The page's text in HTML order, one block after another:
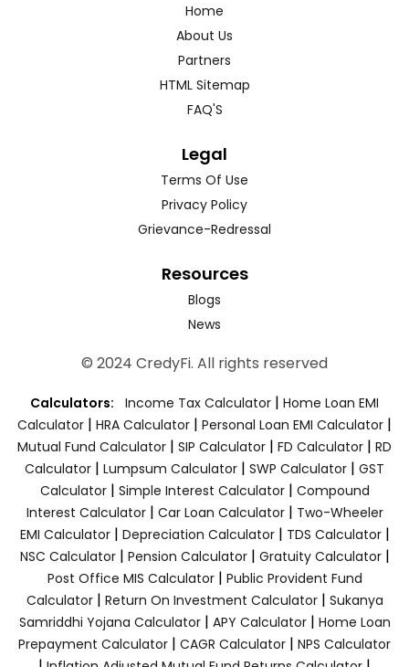
Home
About Us
Partners
HTML Sitemap
FAQ'S
Legal
Terms Of Use
Privacy Policy
Grievance-Redressal
Resources
Blogs
News
© 2024 CredyFi. All rights reserved
Calculators: Income Tax Calculator | Home Loan EMI
Calculator | HRA Calculator | Personal Loan EMI Calculator |
Mutual Fund Calculator | SIP Calculator | FD Calculator | RD
Calculator | Lumpsum Calculator | SWP Calculator | GST
Calculator| Simple Interest Calculator| Compound
Interest Calculator| Car Loan Calculator| Two-Wheeler
EMI Calculator| Depreciation Calculator| TDS Calculator|
NSC Calculator| Pension Calculator| Gratuity Calculator|
Post Office MIS Calculator| Public Provident Fund
Calculator| Return On Investment Calculator| Sukanya
Samriddhi Yojana Calculator| APY Calculator| Home Loan
Prepayment Calculator | CAGR Calculator | NPS Calculator